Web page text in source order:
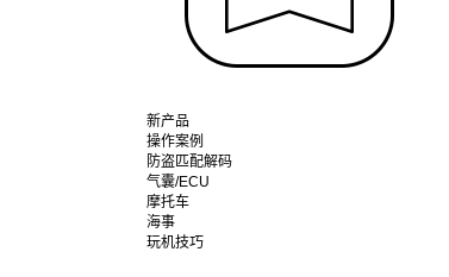
新产品
操作案例
防盗匹配解码
气囊/ECU
摩托车
海事
玩机技巧